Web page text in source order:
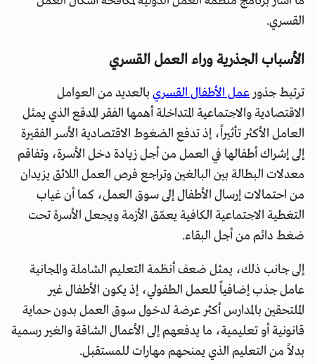
القسري.
الأسباب الجذرية وراء العمل القسري
ترتبط جذورعمل الأطفال القسري بالعديد من العوامل
الاقتصادية والاجتماعية المتداخلة أهمها الفقر المدقع الذي يمثل
العامل الأكثر تأثيراً، إذ تدفع الضغوط الاقتصادية الأسر الفقيرة
إلى إشراك أطفالها في العمل من أجل زيادة دخل الأسرة، وتفاقم
معدلات البطالة بين البالغين وتراجع فرص العمل اللائق يزيدان
من احتمالات إرسال الأطفال إلى سوق العمل، كما أن غياب
التغطية الاجتماعية الكافية يعمّق الأزمة ويجعل الأسرة تحت
ضغط دائم من أجل البقاء.
إلى جانب ذلك، يمثل ضعف أنظمة التعليم الشاملة والمجانية
عامل جذب إضافياً للعمل الطفولي، إذ يكون الأطفال غير
الملتحقين بالمدارس أكثر عرضة لدخول سوق العمل بدون حماية
قانونية أو تعليمية، ما يدفعهم إلى الأعمال الشاقة والغير رسمية
بدلاً من التعليم الذي يمنحهم مهارات للمستقبل.